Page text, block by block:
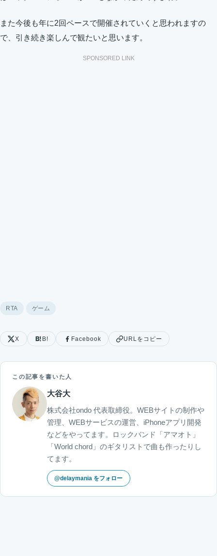
また今後も年に2回ペースで開催されていくと思われますの
で、引き続き楽しんで観たいと思います。
SPONSORED LINK
RTA ゲーム
X B! Facebook URLをコピー
この記事を書いた人
大谷大
株式会社ondo 代表取締役。WEBサイトの制作や
管理、WEBサービスの運営、iPhoneアプリ開発
などをやってます。ロックバンド「アマオト」
「World chord」のギタリストで曲も作ったりし
てます。
@delaymania をフォロー